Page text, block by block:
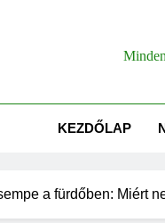
KEZDŐLAP
a fürdőben: Miért